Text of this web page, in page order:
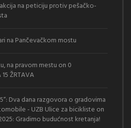
na peticiju protiv pešačko-
na Pančevačkom mostu
na pravom mestu on 0
ŽRTAVA
Dva dana razgovora o gradovima
- UZB Ulice za bicikliste on
Gradimo budućnost kretanja!